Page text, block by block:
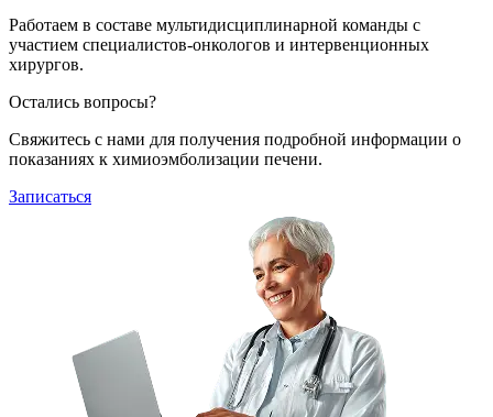
Работаем в составе мультидисциплинарной команды с
участием специалистов-онкологов и интервенционных
хирургов.
Остались вопросы?
Свяжитесь с нами для получения подробной информации о
показаниях к химиоэмболизации печени.
Записаться